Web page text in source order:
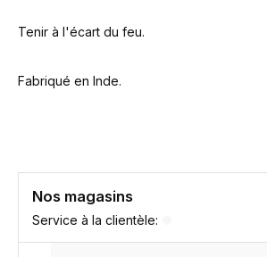
Tenir à l'écart du feu.
Fabriqué en Inde.
Nos magasins
Service à la clientèle: